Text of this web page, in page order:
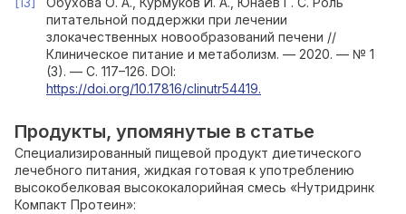
питательной поддержки при лечении
злокачественных новообразований печени //
Клиническое питание и метаболизм. — 2020. — № 1
(3). — С. 117–126. DOI:
https://doi.org/10.17816/clinutr54419.
Продукты, упомянутые в статье
Специализированный пищевой продукт диетического
лечебного питания, жидкая готовая к употреблению
высокобелковая высококалорийная смесь «Нутридринк
Компакт Протеин»: